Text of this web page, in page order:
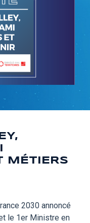
MÉTIERS
2030 annoncé
le 1er Ministre en